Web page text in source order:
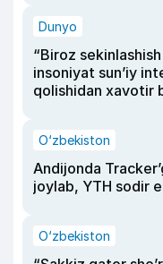
Dunyo
“Biroz
insoniyat sun’iy
qolishidan xavotir
O‘zbekiston
Andijonda
joylab, YTH sodir
O‘zbekiston